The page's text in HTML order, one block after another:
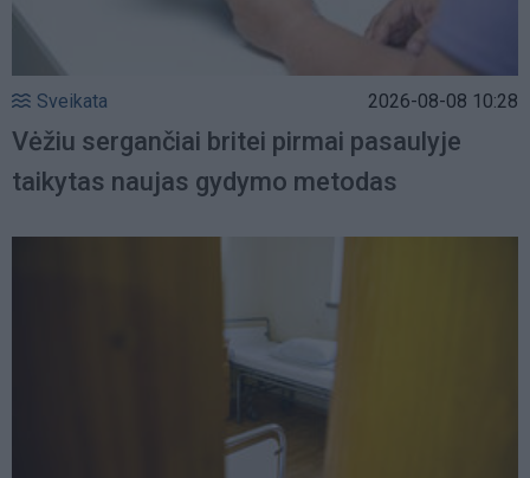
Sveikata 2026-08-08 10:28
Vėžiu sergančiai britei pirmai pasaulyje
taikytas naujas gydymo metodas